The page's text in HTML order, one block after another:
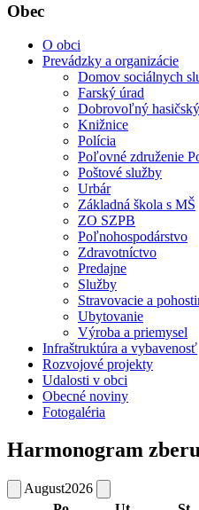
Obec
O obci
Prevádzky a organizácie
Domov sociálnych
Farský úrad
Dobrovoľný
Knižnice
Polícia
Poľovné združenie
Poštové služby
Urbár
Základná škola s MŠ
ZO SZPB
Poľnohospodárstvo
Zdravotníctvo
Predajne
Služby
Stravovacie a
Ubytovanie
Výroba a priemysel
Infraštruktúra a vybavenosť
Rozvojové projekty
Udalosti v obci
Obecné noviny
Fotogaléria
Harmonogram
August2026